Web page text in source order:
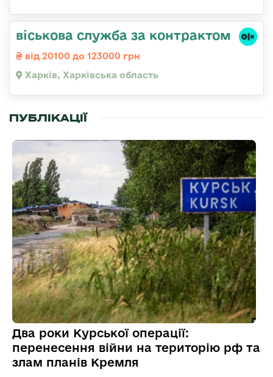
віськова служба за контрактом
від 20100 до 123000 грн
Харків, Харківська область
ПУБЛІКАЦІЇ
Два роки Курської операції:
перенесення війни на територію рф та
злам планів Кремля